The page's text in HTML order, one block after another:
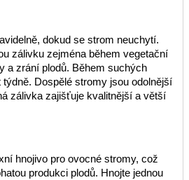
dokud se strom neuchytí.
zálivku zejména během vegetační
a zrání plodů. Během suchých
Dospělé stromy jsou odolnější
zálivka zajišťuje kvalitnější a větší
hnojivo pro ovocné stromy, což
produkci plodů. Hnojte jednou